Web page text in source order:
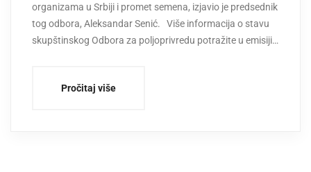
organizama u Srbiji i promet semena, izjavio je predsednik
tog odbora, Aleksandar Senić. Više informacija o stavu
skupštinskog Odbora za poljoprivredu potražite u emisiji…
Pročitaj više